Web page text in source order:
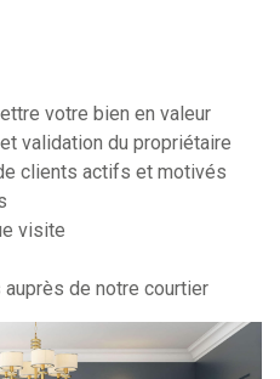
votre bien en valeur
validation du propriétaire
clients actifs et motivés
visite
de notre courtier